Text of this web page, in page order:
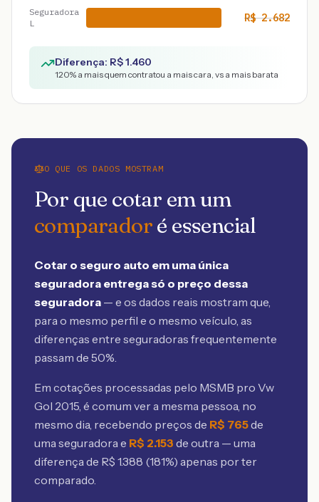
Seguradora
L
R$2.682
Diferença: R$1.460
120% a mais quem contratou a mais cara, vs a mais barata
O QUE OS DADOS MOSTRAM
Por que cotar em um
comparadoré essencial
Cotar o seguro auto em uma única
seguradora entrega só o preço dessa
seguradora — e os dados reais mostram que,
para o mesmo perfil e o mesmo veículo, as
diferenças entre seguradoras frequentemente
passam de 50%.
Em cotações processadas pelo MSMB pro Vw
Gol 2015, é comum ver a mesma pessoa, no
mesmo dia, recebendo preços de R$ 765de
uma seguradora e R$ 2.153 de outra — uma
diferença de R$ 1.388 (181%) apenas por ter
comparado.